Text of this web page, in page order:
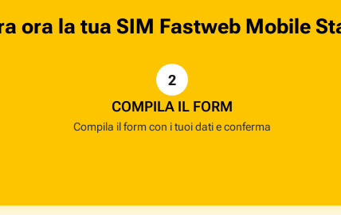
ora la tua SIM Fastweb Mobile
2
COMPILA IL FORM
Compila il form con i tuoi dati e conferma